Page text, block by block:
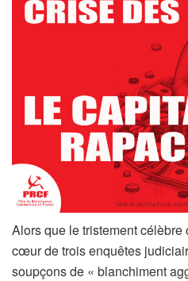
Alors que le tristement
cœur de trois enquêtes
soupçons de « blanchiment